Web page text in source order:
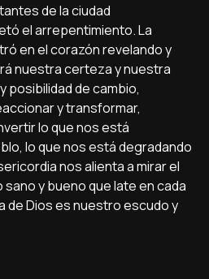
de la ciudad
el arrepentimiento. La
en el corazón revelando y
nuestra certeza y nuestra
posibilidad de cambio,
y transformar,
lo que nos está
lo que nos está degradando
nos alienta a mirar el
y bueno que late en cada
de Dios es nuestro escudo y